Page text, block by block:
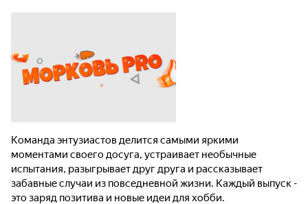
Команда энтузиастов делится самыми яркими
моментами своего досуга, устраивает необычные
испытания, разыгрывает друг друга и рассказывает
забавные случаи из повседневной жизни. Каждый выпуск -
это заряд позитива и новые идеи для хобби.